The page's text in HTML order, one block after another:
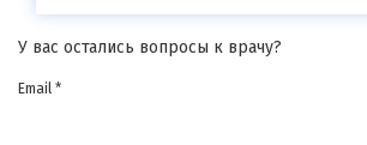
У вас остались вопросы к врачу?
Email *